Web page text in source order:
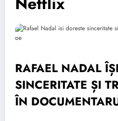
RAFAEL NADAL
SINCERITATE ȘI
ÎN